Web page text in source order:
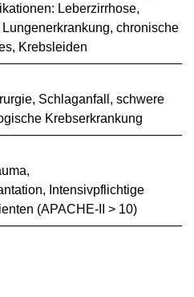
Leberzirrhose,
chronische
Krebsleiden
Schlaganfall, schwere
Krebserkrankung
Intensivpflichtige
(APACHE-II > 10)
5
Screening
Tool wurde 2003 von
Parenteral and Enteral
Es ist gedacht für das
bei Erwachsenen.
Krankheitsschwere unter